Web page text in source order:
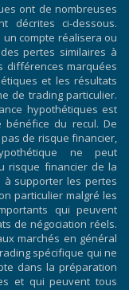
ont de nombreuses
décrites ci-dessous.
compte réalisera ou
pertes similaires à
différences marquées
et les résultats
de trading particulier.
hypothétiques est
bénéfice du recul. De
de risque financier,
ne peut
risque financier de la
à supporter les pertes
particulier malgré les
qui peuvent
de négociation réels.
marchés en général
spécifique qui ne
dans la préparation
et qui peuvent tous